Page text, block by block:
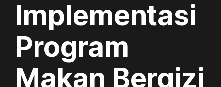
Implementasi
Program
Makan Bergizi